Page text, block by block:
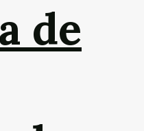
de